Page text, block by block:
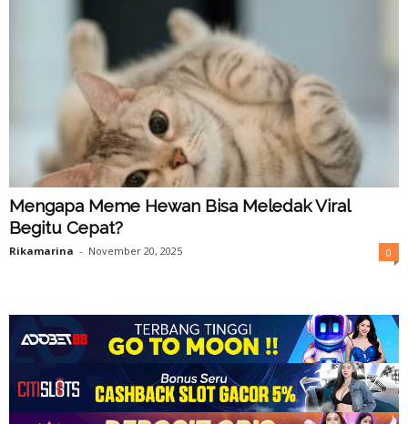
Mengapa Meme Hewan Bisa Meledak Viral
Begitu Cepat?
Rikamarina - November 20, 2025 0